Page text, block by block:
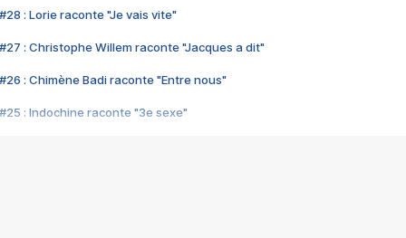
#28 : Lorie raconte "Je vais vite"
#27 : Christophe Willem raconte "Jacques a dit"
#26 : Chimène Badi raconte "Entre nous"
#25 : Indochine raconte "3e sexe"